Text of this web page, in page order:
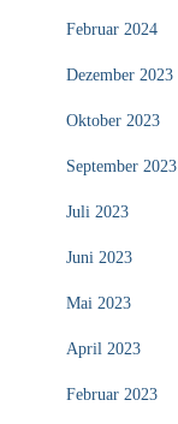
Februar 2024
Dezember 2023
Oktober 2023
September 2023
Juli 2023
Juni 2023
Mai 2023
April 2023
Februar 2023